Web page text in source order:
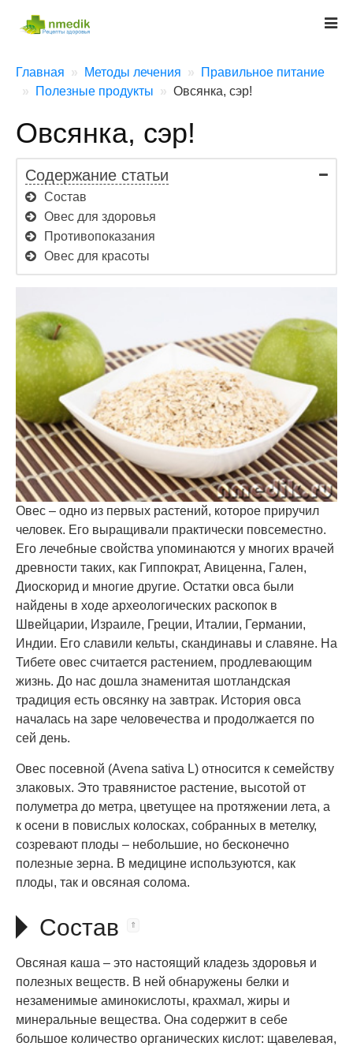
Главная Методы лечения
Правильное питание
Полезные продукты
Овсянка, сэр!
Овсянка, сэр!
Содержание статьи
Состав
Овес для здоровья
Противопоказания
Овес для красоты
Овес – одно из первых растений, которое приручил
человек. Его выращивали практически повсеместно.
Его лечебные свойства упоминаются у многих врачей
древности таких, как Гиппократ, Авиценна, Гален,
Диоскорид и многие другие. Остатки овса были
найдены в ходе археологических раскопок в
Швейцарии, Израиле, Греции, Италии, Германии,
Индии. Его славили кельты, скандинавы и славяне. На
Тибете овес считается растением, продлевающим
жизнь. До нас дошла знаменитая шотландская
традиция есть овсянку на завтрак. История овса
началась на заре человечества и продолжается по
сей день.
Овес посевной (Avena sativa L) относится к семейству
злаковых. Это травянистое растение, высотой от
полуметра до метра, цветущее на протяжении лета, а
к осени в повислых колосках, собранных в метелку,
созревают плоды – небольшие, но бесконечно
полезные зерна. В медицине используются, как
плоды, так и овсяная солома.
Состав
Овсяная каша – это настоящий кладезь здоровья и
полезных веществ. В ней обнаружены белки и
незаменимые аминокислоты, крахмал, жиры и
минеральные вещества. Она содержит в себе
большое количество органических кислот: щавелевая,